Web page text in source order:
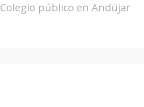
Colegio público en Andújar